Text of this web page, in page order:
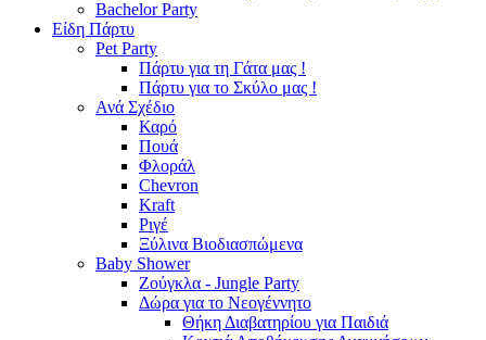
Bachelor Party
Είδη Πάρτυ
Pet Party
Πάρτυ για τη Γάτα μας !
Πάρτυ για το Σκύλο μας !
Ανά Σχέδιο
Καρό
Πουά
Φλοράλ
Chevron
Kraft
Ριγέ
Ξύλινα Βιοδιασπώμενα
Baby Shower
Ζούγκλα - Jungle Party
Δώρα για το Νεογέννητο
Θήκη Διαβατηρίου για Παιδιά